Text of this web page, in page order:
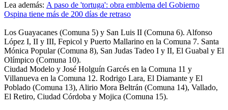
Lea además: A paso de 'tortuga': obra emblema del Gobierno
Ospina tiene más de 200 días de retraso
Los Guayacanes (Comuna 5) y San Luis II (Comuna 6). Alfonso
López I, II y III, Fepicol y Puerto Mallarino en la Comuna 7. Santa
Mónica Popular (Comuna 8), San Judas Tadeo I y II, El Guabal y El
Olímpico (Comuna 10).
Ciudad Modelo y José Holguín Garcés en la Comuna 11 y
Villanueva en la Comuna 12. Rodrigo Lara, El Diamante y El
Poblado (Comuna 13), Alirio Mora Beltrán (Comuna 14), Vallado,
El Retiro, Ciudad Córdoba y Mojica (Comuna 15).